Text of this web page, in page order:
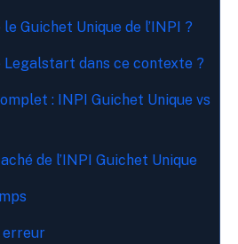
le Guichet Unique de l’INPI ?
Legalstart dans ce contexte ?
: INPI Guichet Unique vs
de l’INPI Guichet Unique
erreur